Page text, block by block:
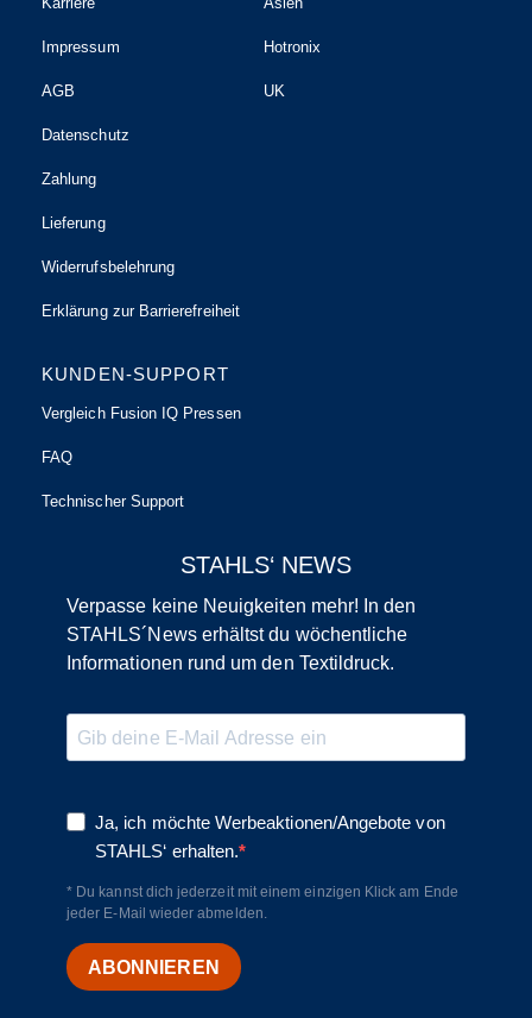
Impressum
AGB
Datenschutz
Zahlung
Lieferung
Widerrufsbelehrung
Erklärung zur Barrierefreiheit
Hotronix
UK
KUNDEN-SUPPORT
Vergleich Fusion IQ Pressen
FAQ
Technischer Support
STAHLS‘ NEWS
Verpasse keine Neuigkeiten mehr! In den
STAHLS´News erhältst du wöchentliche
Informationen rund um den Textildruck.
Ja, ich möchte Werbeaktionen/Angebote von
STAHLS‘ erhalten.
* Du kannst dich jederzeit mit einem einzigen Klick am Ende
jeder E-Mail wieder abmelden.
ABONNIEREN